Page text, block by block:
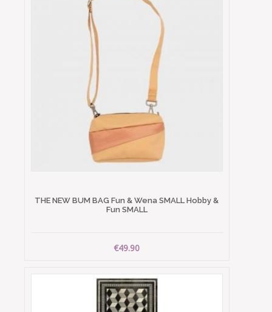
THE NEW BUM BAG Fun & Wena SMALL Hobby &
Fun SMALL
€49.90